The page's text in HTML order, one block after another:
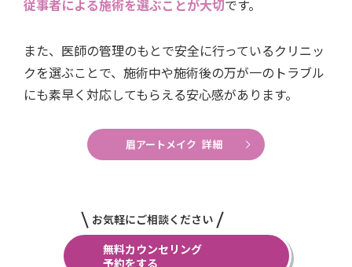
従事者による施術を選ぶことが大切です。
また、医師の管理のもとで安全に行っているクリニッ
クを選ぶことで、施術中や施術後の万が一のトラブル
にも素早く対応してもらえる安心感があります。
眉アートメイク 詳細
お気軽にご相談ください
無料カウンセリング
予約をする